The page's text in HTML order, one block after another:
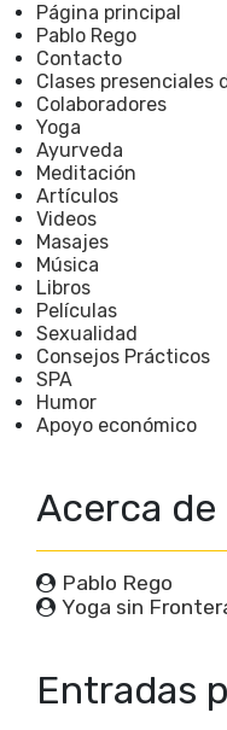
Página principal
Pablo Rego
Contacto
Clases presenciales
Colaboradores
Yoga
Ayurveda
Meditación
Artículos
Videos
Masajes
Música
Libros
Películas
Sexualidad
Consejos Prácticos
SPA
Humor
Apoyo económico
Acerca de
Pablo Rego
Yoga sin
Entradas